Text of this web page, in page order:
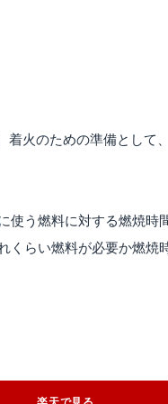
火のための準備として、
使う燃料に対する燃焼時
くらい燃料が必要か燃焼